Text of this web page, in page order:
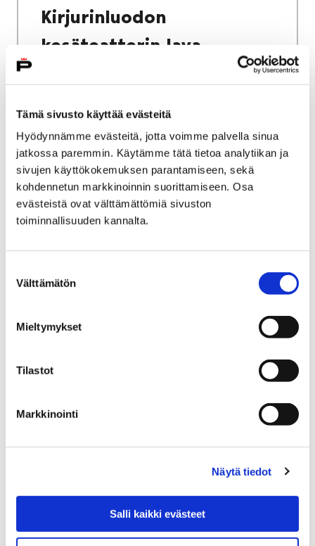
Tämä sivusto käyttää evästeitä
Hyödynnämme evästeitä, jotta voimme palvella sinua
jatkossa paremmin. Käytämme tätä tietoa analytiikan ja
sivujen käyttökokemuksen parantamiseen, sekä
kohdennetun markkinoinnin suorittamiseen. Osa
evästeistä ovat välttämättömiä sivuston
toiminnallisuuden kannalta.
valinta
Välttämätön
Mieltymykset
Tilastot
Markkinointi
Näytä tiedot
Salli kaikki evästeet
Kirjurinluodon
kesäteatterin lava
Etusivu
Kasvatus ja koulutus
Palmgren-konservatorio
Keikkamyynti, tilavuokraus, kirjasto
Musiikkikirjasto ja soitinlainaamo
Musiikkikirjasto ja
soitinlainaamo
Maatalousyrittäjille
valvonta